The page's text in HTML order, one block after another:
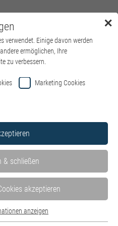
Menü
✕
verwendet. Einige davon werden
ermöglichen, Ihre
zu verbessern.
Marketing Cookies
& schließen
akzeptieren
anzeigen